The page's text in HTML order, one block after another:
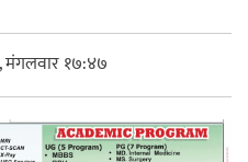
गर्न सुरक्षा निकायको दायित्व
: मेयर मण्डल
मंगलवार १७:४७